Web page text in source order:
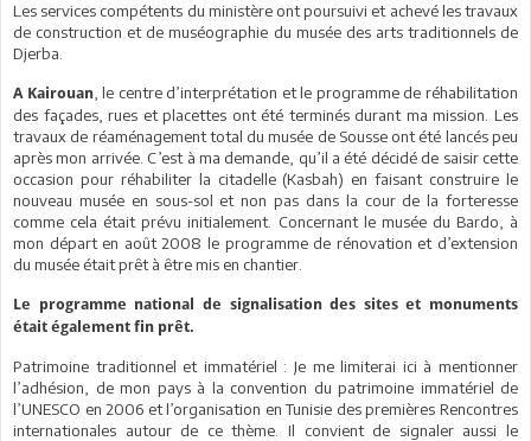
Les services compétents du ministère ont poursuivi et achevé les travaux
de construction et de muséographie du musée des arts traditionnels de
Djerba.
A Kairouan, le centre d’interprétation et le programme de réhabilitation
des façades, rues et placettes ont été terminés durant ma mission. Les
travaux de réaménagement total du musée de Sousse ont été lancés peu
après mon arrivée. C’est à ma demande, qu’il a été décidé de saisir cette
occasion pour réhabiliter la citadelle (Kasbah) en faisant construire le
nouveau musée en sous-sol et non pas dans la cour de la forteresse
comme cela était prévu initialement. Concernant le musée du Bardo, à
mon départ en août 2008 le programme de rénovation et d’extension
du musée était prêt à être mis en chantier.
Le programme national de signalisation des sites et monuments
était également fin prêt.
Patrimoine traditionnel et immatériel : Je me limiterai ici à mentionner
l’adhésion, de mon pays à la convention du patrimoine immatériel de
l’UNESCO en 2006 et l’organisation en Tunisie des premières Rencontres
internationales autour de ce thème. Il convient de signaler aussi le